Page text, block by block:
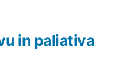
in paliativa